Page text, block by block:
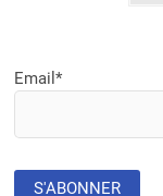
LA
CRÉATION
DE
Email*